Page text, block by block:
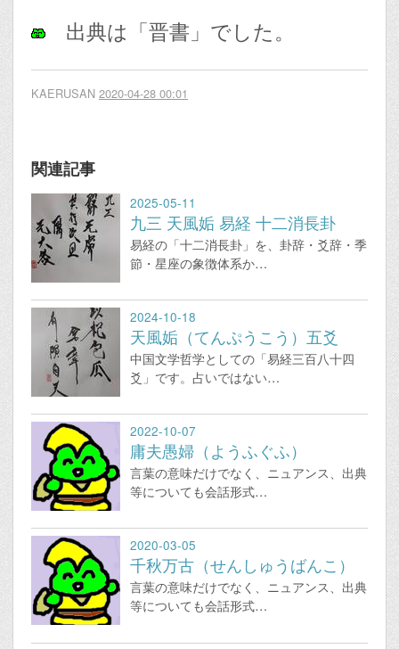
出典は「晋書」でした。
KAERUSAN 2020-04-28 00:01
関連記事
2025-05-11
九三 天風姤 易経 十二消長卦
易経の「十二消長卦」を、卦辞・爻辞・季
節・星座の象徴体系か…
2024-10-18
天風姤（てんぷうこう）五爻
中国文学哲学としての「易経三百八十四
爻」です。占いではない…
2022-10-07
庸夫愚婦（ようふぐふ）
言葉の意味だけでなく、ニュアンス、出典
等についても会話形式…
2020-03-05
千秋万古（せんしゅうばんこ）
言葉の意味だけでなく、ニュアンス、出典
等についても会話形式…